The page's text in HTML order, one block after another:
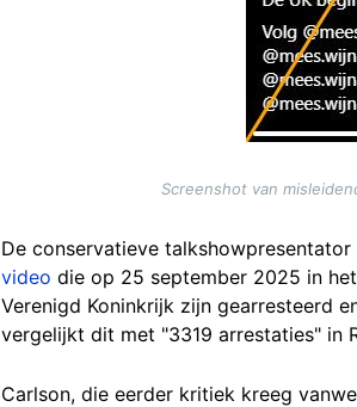
Screenshot van
De conservatieve
video die op 25 september 2025 in
Verenigd Koninkrijk zijn gearresteerd
vergelijkt dit met "3319 arrestaties" in
Carlson, die eerder kritiek kreeg